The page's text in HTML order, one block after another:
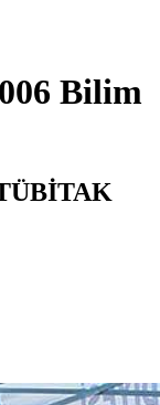
Bilim